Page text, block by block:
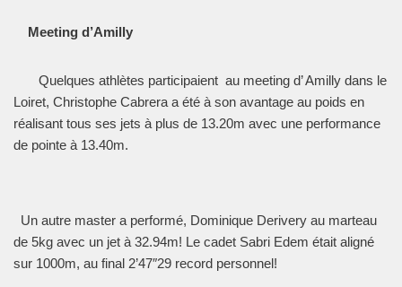
Meeting d’Amilly
Quelques athlètes participaient au meeting d’ Amilly dans le
Loiret, Christophe Cabrera a été à son avantage au poids en
réalisant tous ses jets à plus de 13.20m avec une performance
de pointe à 13.40m.
Un autre master a performé, Dominique Derivery au marteau
de 5kg avec un jet à 32.94m! Le cadet Sabri Edem était aligné
sur 1000m, au final 2’47″29 record personnel!